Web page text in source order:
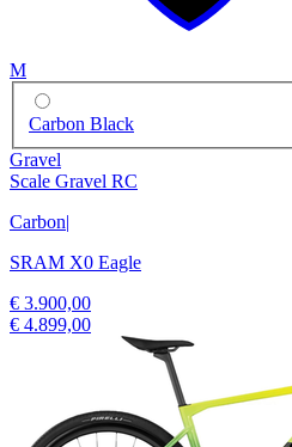
M
Carbon Black
Gravel
Scale Gravel RC
Carbon|
SRAM X0 Eagle
€ 3.900,00
€ 4.899,00